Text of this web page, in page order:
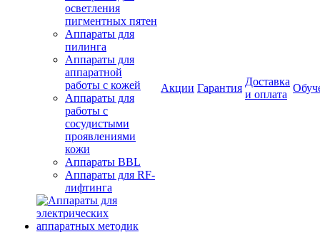
осветления
пигментных пятен
Аппараты для
пилинга
Аппараты для
аппаратной
работы с кожей
Аппараты для
работы с
сосудистыми
проявлениями
кожи
Аппараты BBL
Аппараты для RF-
лифтинга
Акции Гарантия
Доставка
и оплата